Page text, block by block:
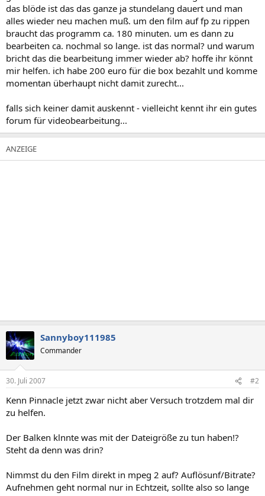
das blöde ist das das ganze ja stundelang dauert und man
alles wieder neu machen muß. um den film auf fp zu rippen
braucht das programm ca. 180 minuten. um es dann zu
bearbeiten ca. nochmal so lange. ist das normal? und warum
bricht das die bearbeitung immer wieder ab? hoffe ihr könnt
mir helfen. ich habe 200 euro für die box bezahlt und komme
momentan überhaupt nicht damit zurecht...
falls sich keiner damit auskennt - vielleicht kennt ihr ein gutes
forum für videobearbeitung...
Sannyboy111985
Commander
30. Juli 2007 #2
Kenn Pinnacle jetzt zwar nicht aber Versuch trotzdem mal dir
zu helfen.
Der Balken klnnte was mit der Dateigröße zu tun haben!?
Steht da denn was drin?
Nimmst du den Film direkt in mpeg 2 auf? Auflösunf/Bitrate?
Aufnehmen geht normal nur in Echtzeit, sollte also so lange